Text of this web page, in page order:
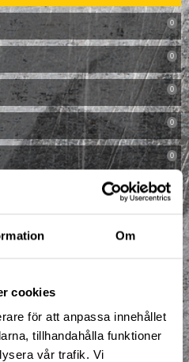
Om
cookies
för att anpassa innehållet
tillhandahålla funktioner
vår trafik. Vi
0
0
0
0
0
0